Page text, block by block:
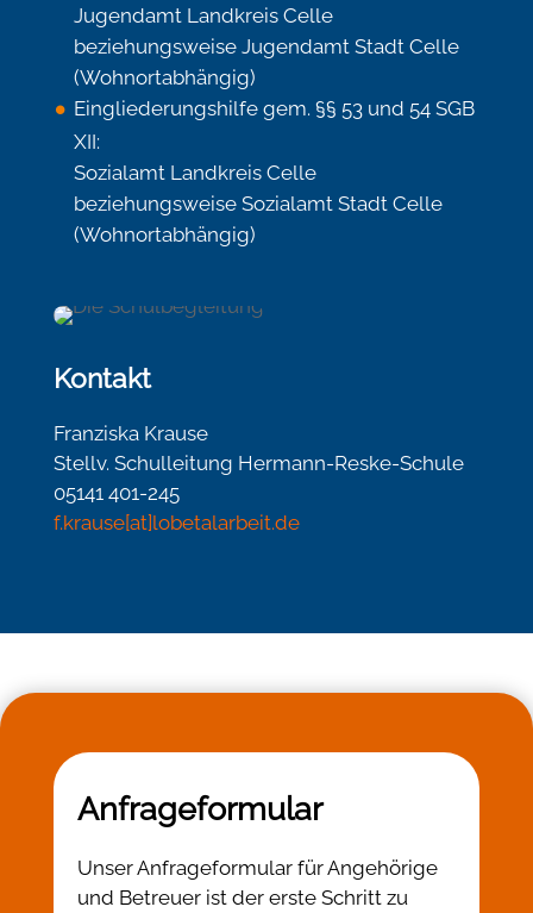
Jugendamt Landkreis Celle
beziehungsweise Jugendamt Stadt Celle
(Wohnortabhängig)
Eingliederungshilfe gem. §§ 53 und 54 SGB
XII:
Sozialamt Landkreis Celle
beziehungsweise Sozialamt Stadt Celle
(Wohnortabhängig)
Kontakt
Franziska Krause
Stellv. Schulleitung Hermann-Reske-Schule
05141 401-245
f.krause[at]lobetalarbeit.de
Anfrageformular
Unser Anfrageformular für Angehörige
und Betreuer ist der erste Schritt zu